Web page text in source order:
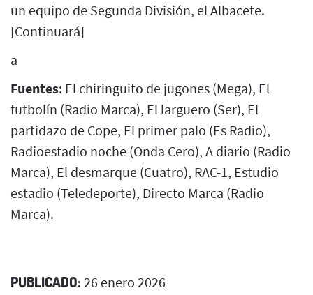
un equipo de Segunda División, el Albacete.
[Continuará]
a
Fuentes: El chiringuito de jugones (Mega), El
futbolín (Radio Marca), El larguero (Ser), El
partidazo de Cope, El primer palo (Es Radio),
Radioestadio noche (Onda Cero), A diario (Radio
Marca), El desmarque (Cuatro), RAC-1, Estudio
estadio (Teledeporte), Directo Marca (Radio
Marca).
PUBLICADO: 26 enero 2026